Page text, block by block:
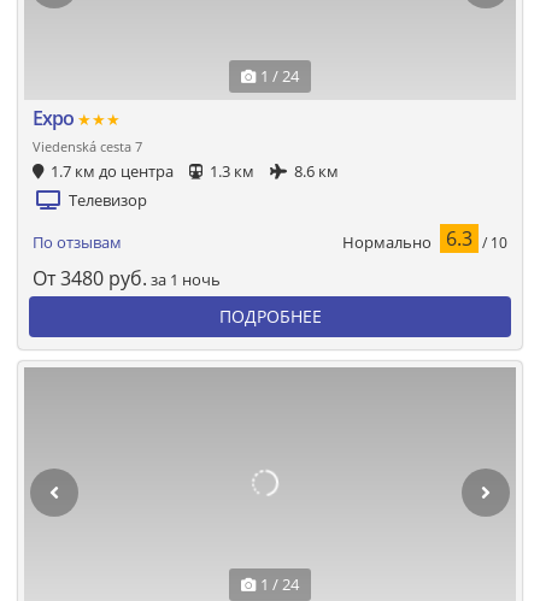
1 / 24
Expo ★★★
Viedenská cesta 7
1.7 км до центра 1.3 км
8.6 км
Телевизор
По отзывам Нормально 6.3 / 10
От3480 руб. за 1 ночь
ПОДРОБНЕЕ
1 / 24